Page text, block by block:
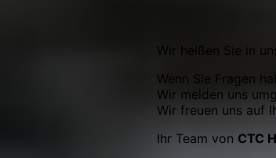
Wir heißen Sie in
Wenn Sie Fragen
Wir melden uns
Wir freuen uns auf
Ihr Team von CTC